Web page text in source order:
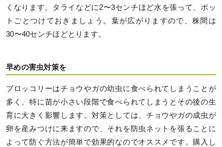
くなります。タライなどに2〜3センチほど水を張って、ポッ
トごとつけておきましょう。葉が広がりますので、株間は
30〜40センチほどとります。
早めの害虫対策を
ブロッコリーはチョウやガの幼虫に食べられてしまうことが
多く、特に苗が小さい段階で食べられてしまうとその後の生
育に大きく影響します。対策としては、チョウやガの成虫が
卵を産みつけに来ますので、それを防虫ネットを張ることに
よって防ぐ方法が簡単で効果的なのでオススメです。購入し